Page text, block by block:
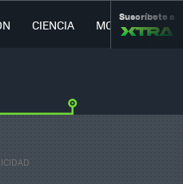
CIENCIA MOVILIDAD
Suscríbete a